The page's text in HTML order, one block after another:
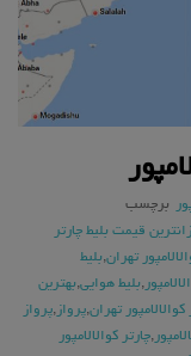
برچسب
قیمت بلیط چارتر
تهران,بلیط
,بلیط هوایی,بهترین
تهران,پرواز ,پرواز
,چارتر کوالالامپور